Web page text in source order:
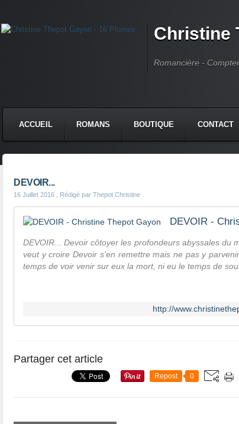
Christine
Romancière -
ACCUEIL ROMANS BOUTIQUE CONTACT
DEVOIR...
16 Juillet 2016 , Rédigé par Thepot Christine
DEVOIR -
DEVOIR... Devoir côtoyer les profondeurs abyssales du
veut y croire Devoir s'en remettre mais ne pas y
temps de voir venir sur eux la mort, ni eu le temps de
http://
Partager cet article
Repost 0